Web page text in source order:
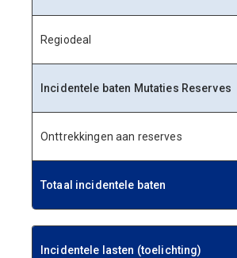
Regiodeal
Incidentele baten Mutaties Reserves
Onttrekkingen aan reserves
Totaal incidentele baten
Incidentele lasten (toelichting)
Incidentele lasten (toelichting)